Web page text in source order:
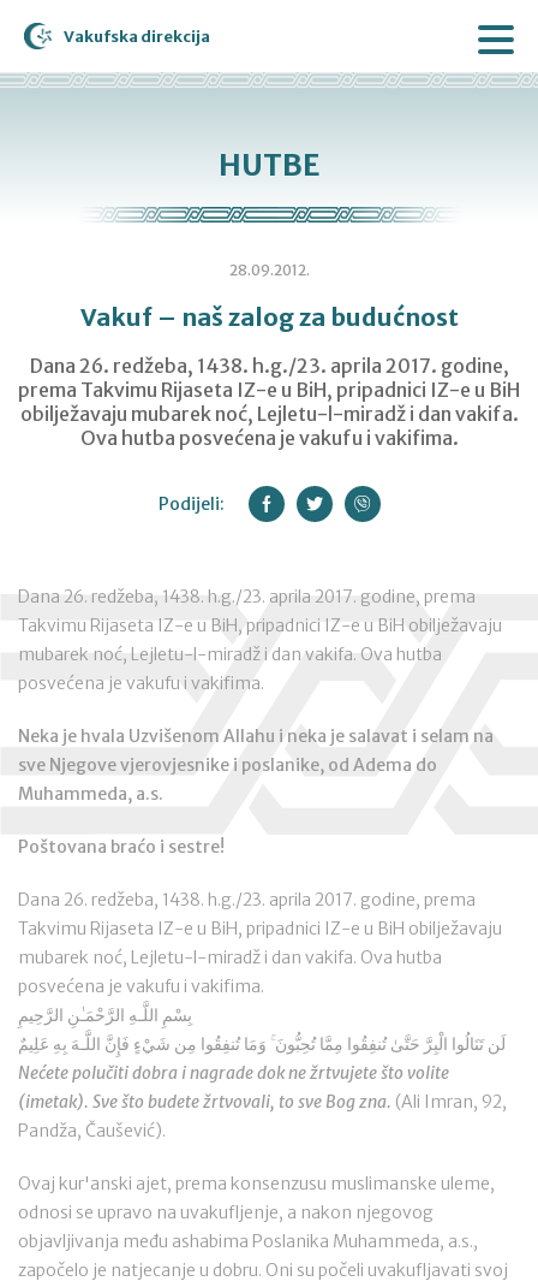
Vakufska direkcija
HUTBE
28.09.2012.
Vakuf – naš zalog za budućnost
Dana 26. redžeba, 1438. h.g./23. aprila 2017. godine,
prema Takvimu Rijaseta IZ-e u BiH, pripadnici IZ-e u BiH
obilježavaju mubarek noć, Lejletu-l-miradž i dan vakifa.
Ova hutba posvećena je vakufu i vakifima.
Podijeli:
Dana 26. redžeba, 1438. h.g./23. aprila 2017. godine, prema
Takvimu Rijaseta IZ-e u BiH, pripadnici IZ-e u BiH obilježavaju
mubarek noć, Lejletu-l-miradž i dan vakifa. Ova hutba
posvećena je vakufu i vakifima.
Neka je hvala Uzvišenom Allahu i neka je salavat i selam na
sve Njegove vjerovjesnike i poslanike, od Adema do
Muhammeda, a.s.
Poštovana braćo i sestre!
Dana 26. redžeba, 1438. h.g./23. aprila 2017. godine, prema
Takvimu Rijaseta IZ-e u BiH, pripadnici IZ-e u BiH obilježavaju
mubarek noć, Lejletu-l-miradž i dan vakifa. Ova hutba
posvećena je vakufu i vakifima.
بِسْمِ اللَّـهِ الرَّحْمَـٰنِ الرَّحِيمِ
لَن تَنَالُوا الْبِرَّ حَتَّىٰ تُنفِقُوا مِمَّا تُحِبُّونَ ۚ وَمَا تُنفِقُوا مِن شَيْءٍ فَإِنَّ اللَّـهَ بِهِ عَلِيمٌ
Nećete polučiti dobra i nagrade dok ne žrtvujete što volite
(imetak). Sve što budete žrtvovali, to sve Bog zna. (Ali Imran, 92,
Pandža, Čaušević).
Ovaj kur'anski ajet, prema konsenzusu muslimanske uleme,
odnosi se upravo na uvakufljenje, a nakon njegovog
objavljivanja među ashabima Poslanika Muhammeda, a.s.,
započelo je natjecanje u dobru. Oni su počeli uvakufljavati svoj